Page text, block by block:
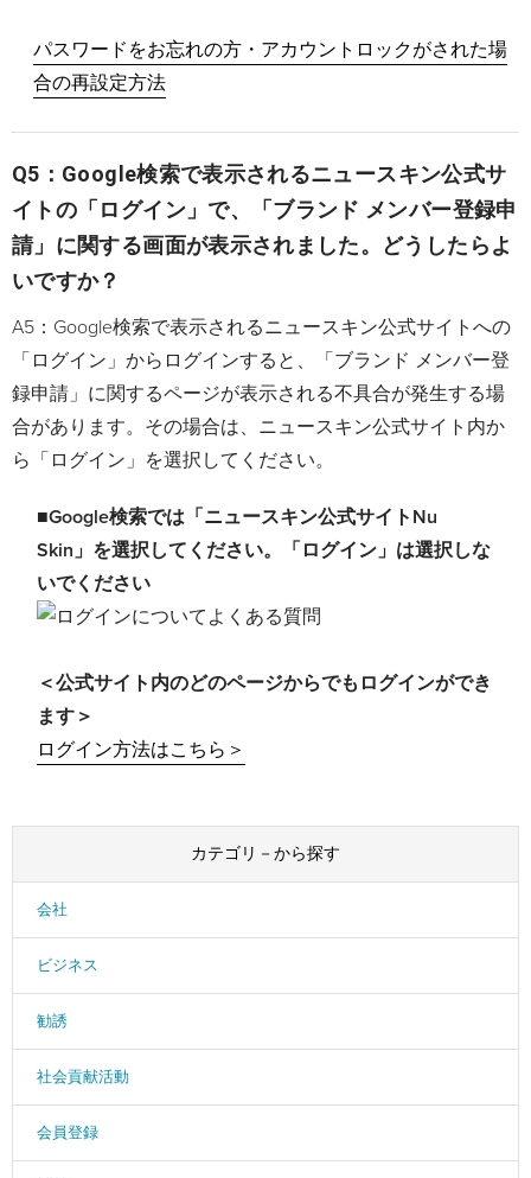
パスワードをお忘れの方・アカウントロックがされた場
合の再設定方法
Q5：Google検索で表示されるニュースキン公式サ
イトの「ログイン」で、「ブランド メンバー登録申
請」に関する画面が表示されました。どうしたらよ
いですか？
A5：Google検索で表示されるニュースキン公式サイトへの
「ログイン」からログインすると、「ブランド メンバー登
録申請」に関するページが表示される不具合が発生する場
合があります。その場合は、ニュースキン公式サイト内か
ら「ログイン」を選択してください。
■Google検索では「ニュースキン公式サイトNu
Skin」を選択してください。「ログイン」は選択しな
いでください
＜公式サイト内のどのページからでもログインができ
ます＞
ログイン方法はこちら＞
カテゴリ－から探す
会社
ビジネス
勧誘
社会貢献活動
会員登録